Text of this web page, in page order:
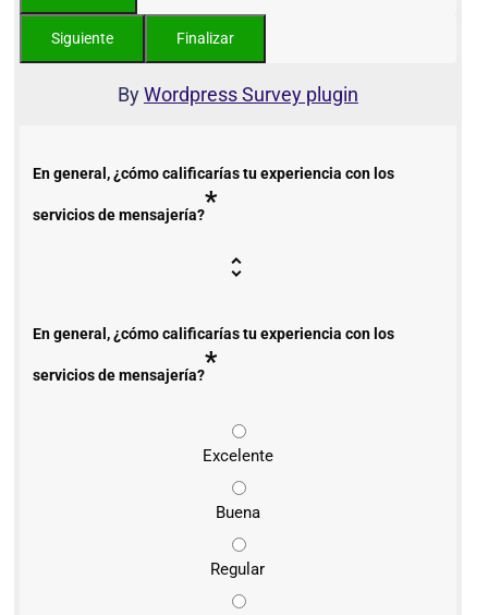
ByWordpress Survey plugin
En general, ¿cómo calificarías tu experiencia con los
servicios de mensajería?*
En general, ¿cómo calificarías tu experiencia con los
servicios de mensajería?*
Excelente
Buena
Regular